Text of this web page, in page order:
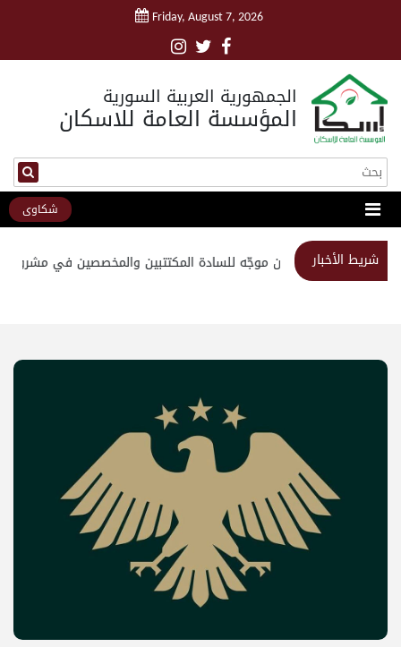
Friday, August 7, 2026
الجمهورية العربية السورية
المؤسسة العامة للاسكان
شكاوى
شريط الأخباراستبيان موجّه للسادة المكتتبين والمخصصين في مشروع